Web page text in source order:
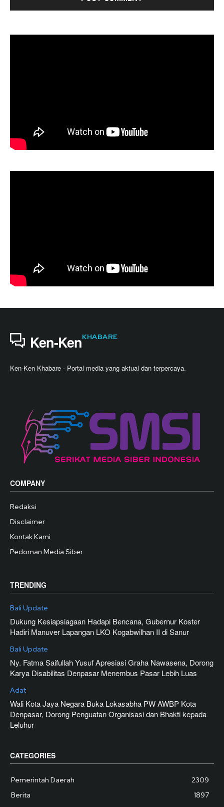
Ken-KenKHABARE
Ken-Ken Khabare - Portal media yang aktual dan terpercaya.
COMPANY
Redaksi
Disclaimer
Kontak Kami
Pedoman Media Siber
TRENDING
Bali Update
Dukung Kesiapsiagaan Hadapi Bencana, Gubernur Koster
Hadiri Manuver Lapangan LKO Kogabwilhan II di Sanur
Bali Update
Ny. Fatma Saifullah Yusuf Apresiasi Graha Nawasena, Dorong
Karya Disabilitas Denpasar Menembus Pasar Lebih Luas
Adat
Wali Kota Jaya Negara Buka Lokasabha PW AWBP Kota
Denpasar, Dorong Penguatan Organisasi dan Bhakti kepada
Leluhur
CATEGORIES
Pemerintah Daerah
2309
Berita
1897